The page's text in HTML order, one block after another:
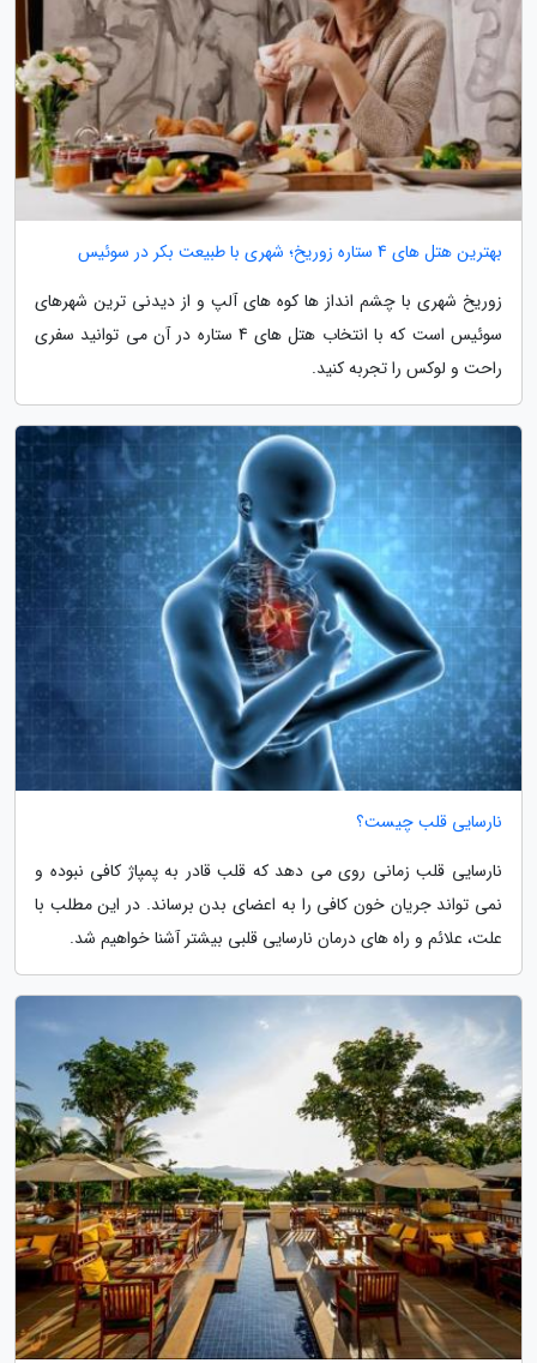
بهترین هتل های 4 ستاره زوریخ؛ شهری با طبیعت بکر در سوئیس
زوریخ شهری با چشم انداز ها کوه های آلپ و از دیدنی ترین شهرهای
سوئیس است که با انتخاب هتل های 4 ستاره در آن می توانید سفری
راحت و لوکس را تجربه کنید.
نارسایی قلب چیست؟
نارسایی قلب زمانی روی می دهد که قلب قادر به پمپاژ کافی نبوده و
نمی تواند جریان خون کافی را به اعضای بدن برساند. در این مطلب با
علت، علائم و راه های درمان نارسایی قلبی بیشتر آشنا خواهیم شد.